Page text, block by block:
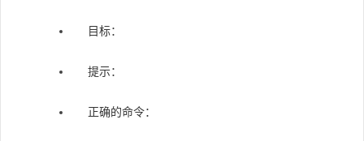
目标：
提示：
正确的命令：